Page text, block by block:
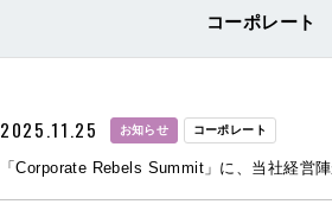
コーポレート
2025.11.25 お知らせ コーポレート
「Corporate Rebels Summit」に、当社経営陣